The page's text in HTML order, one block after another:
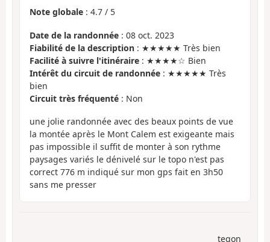
Note globale : 4.7 / 5
Date de la randonnée : 08 oct. 2023
Fiabilité de la description : ★★★★★ Très bien
Facilité à suivre l'itinéraire : ★★★★☆ Bien
Intérêt du circuit de randonnée : ★★★★★ Très
bien
Circuit très fréquenté : Non
une jolie randonnée avec des beaux points de vue
la montée après le Mont Calem est exigeante mais
pas impossible il suffit de monter à son rythme
paysages variés le dénivelé sur le topo n'est pas
correct 776 m indiqué sur mon gps fait en 3h50
sans me presser
tegon